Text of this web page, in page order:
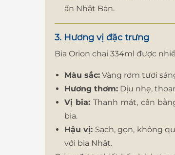
ấn Nhật Bản.
3. Hương vị đặc trưng
Bia Orion chai 334ml được
Màu sắc: Vàng rơm tươi
Hương thơm: Dịu nhẹ,
Vị bia: Thanh mát, cân
bia.
Hậu vị: Sạch, gọn, không
với bia Nhật.